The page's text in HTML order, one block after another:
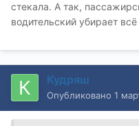
стекала. А так,
водительский убирает всё
Кудряш
Опубликовано 1